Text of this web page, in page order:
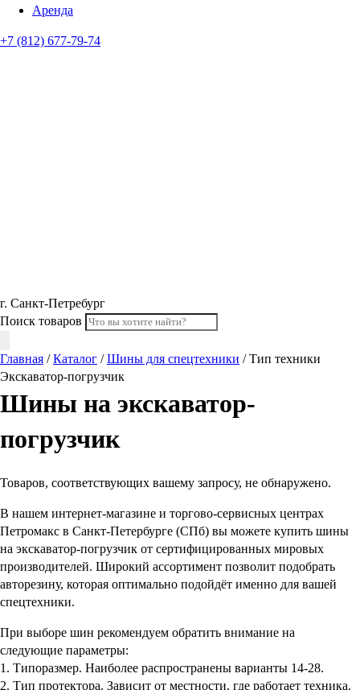
Аренда
+7 (812) 677-79-74
г. Санкт-Петребург
Поиск товаров
Главная /Каталог /Шины для спецтехники /Тип техники
Экскаватор-погрузчик
Шины на экскаватор-
погрузчик
Товаров, соответствующих вашему запросу, не обнаружено.
В нашем интернет-магазине и торгово-сервисных центрах
Петромакс в Санкт-Петербурге (СПб) вы можете купить шины
на экскаватор-погрузчик от сертифицированных мировых
производителей. Широкий ассортимент позволит подобрать
авторезину, которая оптимально подойдёт именно для вашей
спецтехники.
При выборе шин рекомендуем обратить внимание на
следующие параметры:
1. Типоразмер. Наиболее распространены варианты 14-28.
2. Тип протектора. Зависит от местности, где работает техника.